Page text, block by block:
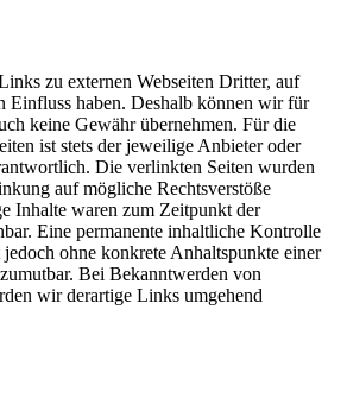
zu externen Webseiten Dritter, auf
Einfluss haben. Deshalb können wir für
keine Gewähr übernehmen. Für die
ist stets der jeweilige Anbieter oder
Die verlinkten Seiten wurden
auf mögliche Rechtsverstöße
Inhalte waren zum Zeitpunkt der
Eine permanente inhaltliche Kontrolle
ohne konkrete Anhaltspunkte einer
Bei Bekanntwerden von
wir derartige Links umgehend